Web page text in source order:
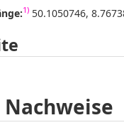
1) 50.1050746,